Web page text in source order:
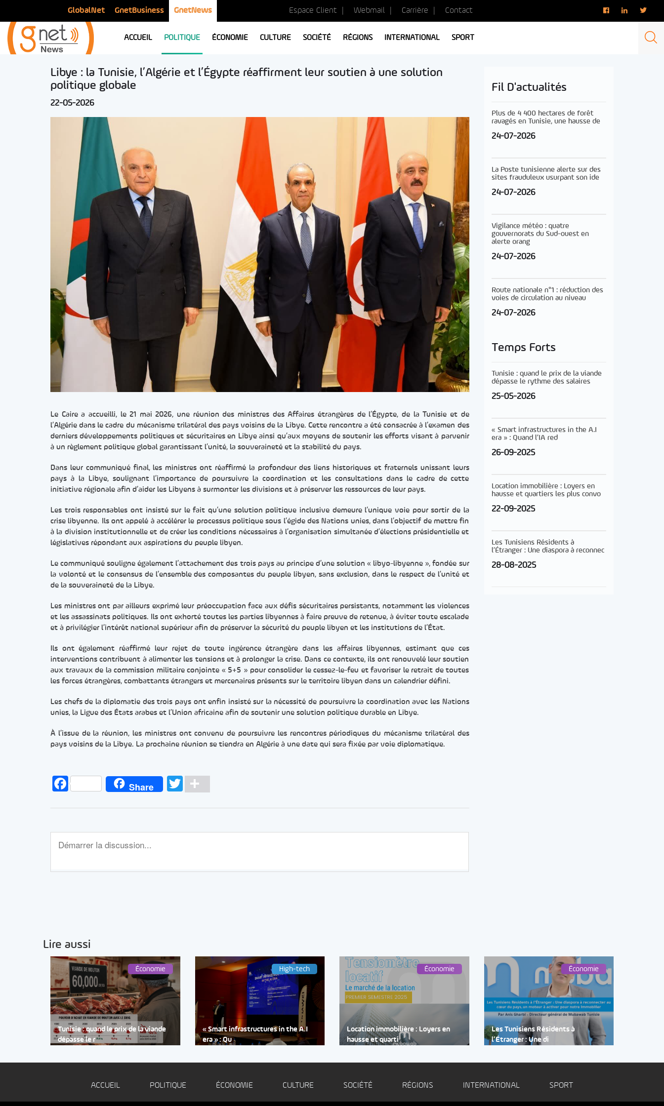
GlobalNet GnetBusiness GnetNews Espace Client Webmail Carrière Contact
ACCUEIL POLITIQUE ÉCONOMIE CULTURE SOCIÉTÉ RÉGIONS INTERNATIONAL SPORT
Libye : la Tunisie, l’Algérie et l’Égypte réaffirment leur soutien à une solution
politique globale
22-05-2026
Le Caire a accueilli, le 21 mai 2026, une réunion des ministres des Affaires étrangères de l’Égypte, de la Tunisie et de
l’Algérie dans le cadre du mécanisme trilatéral des pays voisins de la Libye. Cette rencontre a été consacrée à l’examen des
derniers développements politiques et sécuritaires en Libye ainsi qu’aux moyens de soutenir les efforts visant à parvenir
à un règlement politique global garantissant l’unité, la souveraineté et la stabilité du pays.
Dans leur communiqué final, les ministres ont réaffirmé la profondeur des liens historiques et fraternels unissant leurs
pays à la Libye, soulignant l’importance de poursuivre la coordination et les consultations dans le cadre de cette
initiative régionale afin d’aider les Libyens à surmonter les divisions et à préserver les ressources de leur pays.
Les trois responsables ont insisté sur le fait qu’une solution politique inclusive demeure l’unique voie pour sortir de la
crise libyenne. Ils ont appelé à accélérer le processus politique sous l’égide des Nations unies, dans l’objectif de mettre fin
à la division institutionnelle et de créer les conditions nécessaires à l’organisation simultanée d’élections présidentielle et
législatives répondant aux aspirations du peuple libyen.
Le communiqué souligne également l’attachement des trois pays au principe d’une solution « libyo-libyenne », fondée sur
la volonté et le consensus de l’ensemble des composantes du peuple libyen, sans exclusion, dans le respect de l’unité et
de la souveraineté de la Libye.
Les ministres ont par ailleurs exprimé leur préoccupation face aux défis sécuritaires persistants, notamment les violences
et les assassinats politiques. Ils ont exhorté toutes les parties libyennes à faire preuve de retenue, à éviter toute escalade
et à privilégier l’intérêt national supérieur afin de préserver la sécurité du peuple libyen et les institutions de l’État.
Ils ont également réaffirmé leur rejet de toute ingérence étrangère dans les affaires libyennes, estimant que ces
interventions contribuent à alimenter les tensions et à prolonger la crise. Dans ce contexte, ils ont renouvelé leur soutien
aux travaux de la commission militaire conjointe « 5+5 » pour consolider le cessez-le-feu et favoriser le retrait de toutes
les forces étrangères, combattants étrangers et mercenaires présents sur le territoire libyen dans un calendrier défini.
Les chefs de la diplomatie des trois pays ont enfin insisté sur la nécessité de poursuivre la coordination avec les Nations
unies, la Ligue des États arabes et l’Union africaine afin de soutenir une solution politique durable en Libye.
À l’issue de la réunion, les ministres ont convenu de poursuivre les rencontres périodiques du mécanisme trilatéral des
pays voisins de la Libye. La prochaine réunion se tiendra en Algérie à une date qui sera fixée par voie diplomatique.
FacebookShare TwitterPartager
Fil D'actualités
Plus de 4 400 hectares de forêt
ravagés en Tunisie, une hausse de
24-07-2026
La Poste tunisienne alerte sur des
sites frauduleux usurpant son ide
24-07-2026
Vigilance météo : quatre
gouvernorats du Sud-ouest en
alerte orang
24-07-2026
Route nationale n°1 : réduction des
voies de circulation au niveau
24-07-2026
Temps Forts
Tunisie : quand le prix de la viande
dépasse le rythme des salaires
25-05-2026
« Smart infrastructures in the A.I
era » : Quand l’IA red
26-09-2025
Location immobilière : Loyers en
hausse et quartiers les plus convo
22-09-2025
Les Tunisiens Résidents à
l’Étranger : Une diaspora à reconnec
28-08-2025
Lire aussi
Économie
Tunisie : quand le prix de la viande
dépasse le r
High-tech
« Smart infrastructures in the A.I
era » : Qu
Économie
Location immobilière : Loyers en
hausse et quarti
Économie
Les Tunisiens Résidents à
l’Étranger : Une di
ACCUEIL POLITIQUE ÉCONOMIE CULTURE SOCIÉTÉ RÉGIONS INTERNATIONAL SPORT